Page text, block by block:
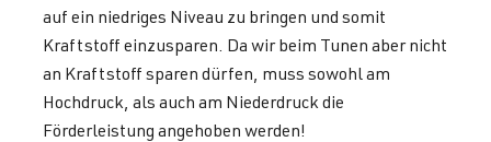
auf ein niedriges Niveau zu bringen und somit
Kraftstoff einzusparen. Da wir beim Tunen aber nicht
an Kraftstoff sparen dürfen, muss sowohl am
Hochdruck, als auch am Niederdruck die
Förderleistung angehoben werden!